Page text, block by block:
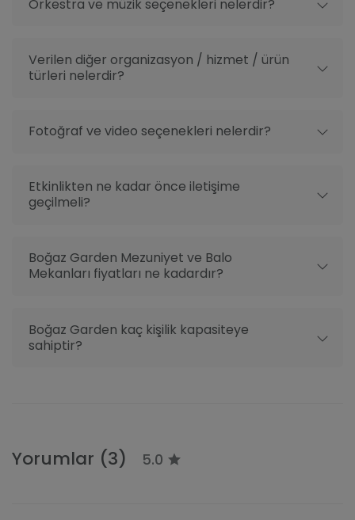
Orkestra ve müzik seçenekleri nelerdir?
Verilen diğer organizasyon / hizmet / ürün
türleri nelerdir?
Fotoğraf ve video seçenekleri nelerdir?
Etkinlikten ne kadar önce iletişime
geçilmeli?
Boğaz Garden Mezuniyet ve Balo
Mekanları fiyatları ne kadardır?
Boğaz Garden kaç kişilik kapasiteye
sahiptir?
Yorumlar (3) 5.0